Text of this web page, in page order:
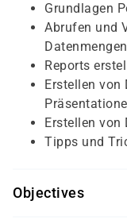
Grundlagen
Abrufen und
Datenmengen
Reports
Erstellen von
Erstellen von
Tipps und
Objectives